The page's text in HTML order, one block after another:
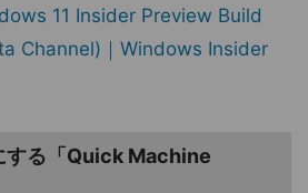
11 Insider Preview Build
Channel)｜Windows Insider
する「Quick Machine